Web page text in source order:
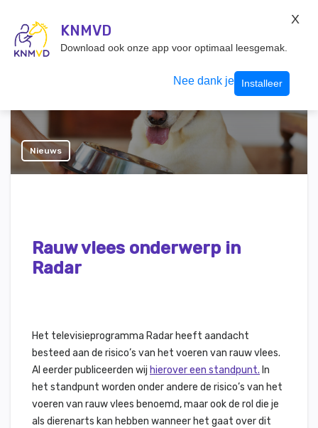
Inloggen
Nieuws
Rauw vlees onderwerp in
Radar
Het televisieprogramma Radar heeft aandacht
besteed aan de risico’s van het voeren van rauw vlees.
Al eerder publiceerden wij hierover een standpunt. In
het standpunt worden onder andere de risico’s van het
voeren van rauw vlees benoemd, maar ook de rol die je
als dierenarts kan hebben wanneer het gaat over dit
KNMVD
Download ook onze app voor optimaal leesgemak.
Nee dank je Installeer
X